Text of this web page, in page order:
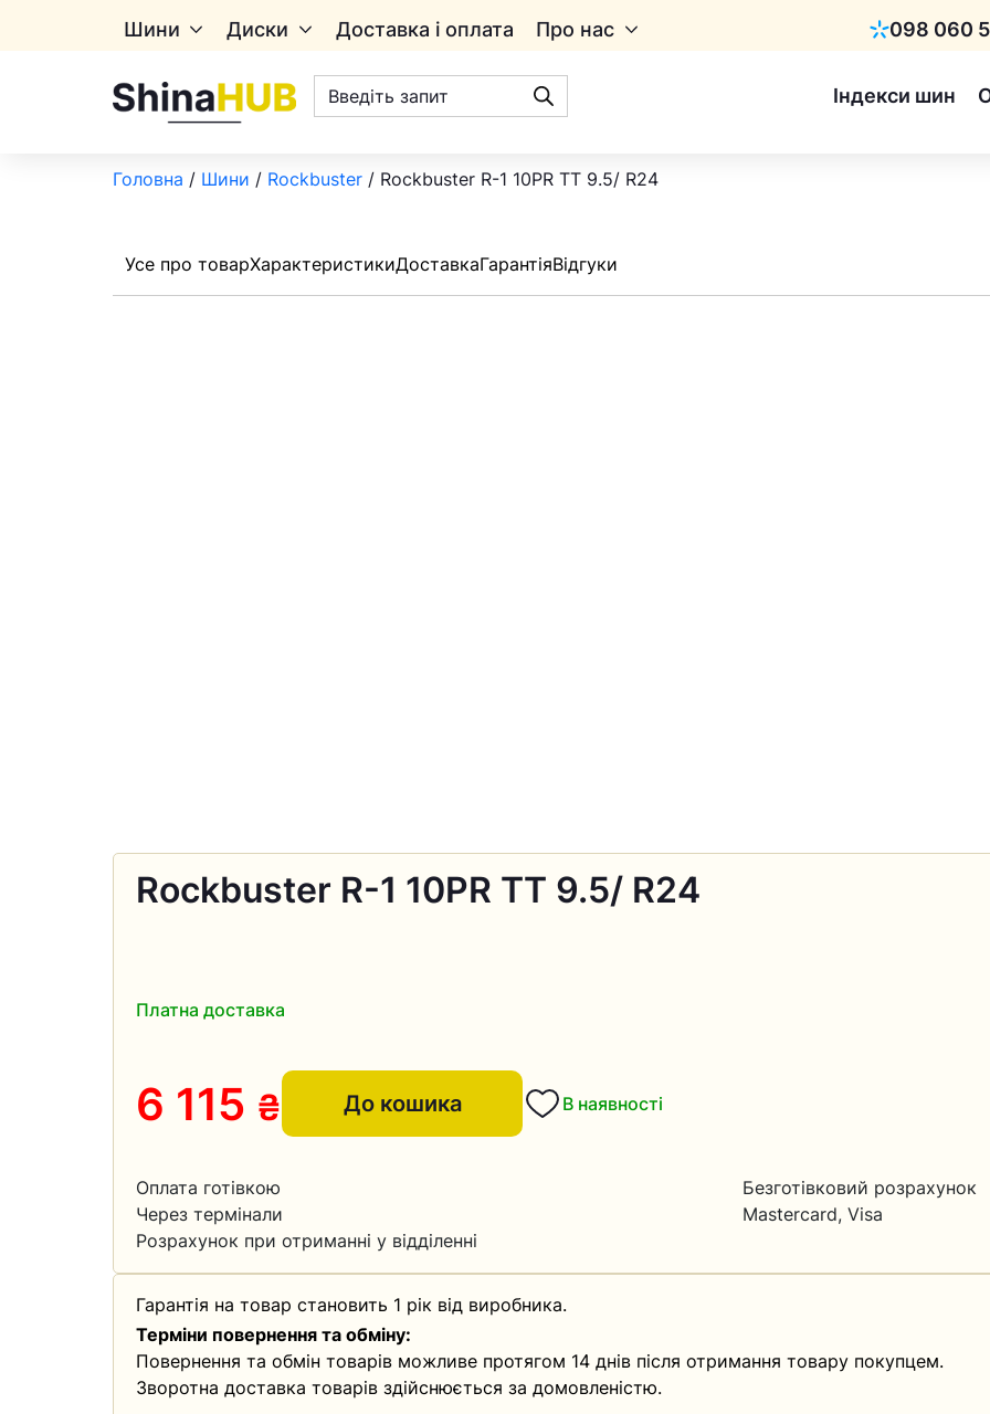
Шини Диски Доставка і оплата Про нас 098 060
Київстар
Пошук
товарів
Індекси шин
Головна / Шини / Rockbuster / Rockbuster R-1 10PR TT 9.5/ R24
Усе про товарХарактеристикиДоставкаГарантіяВідгуки
Rockbuster R-1 10PR TT 9.5/ R24
Платна доставка
6 115 ₴ До кошика В наявності
Оплата готівкою
Безготівковий розрахунок
Через термінали
Mastercard, Visa
Розрахунок при отриманні у відділенні
Гарантія на товар становить 1 рік від виробника.
Терміни повернення та обміну:
Повернення та обмін товарів можливе протягом 14 днів після отримання товару покупцем.
Зворотна доставка товарів здійснюється за домовленістю.